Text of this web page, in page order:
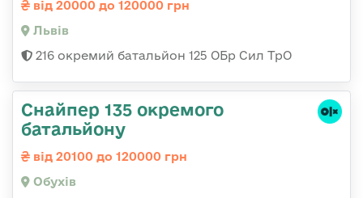
від 20000 до 120000 грн
Львів
216 окремий батальйон 125 ОБр Сил ТрО
Снайпер 135 окремого
батальйону
від 20100 до 120000 грн
Обухів